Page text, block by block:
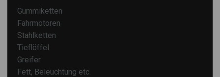
Gummiketten
Fahrmotoren
Stahlketten
Tieflöffel
Greifer
Fett, Beleuchtung etc.